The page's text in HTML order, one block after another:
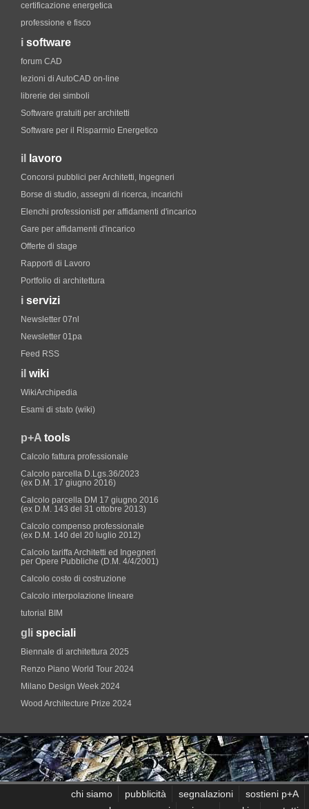
certificazione energetica
professione e fisco
i software
forum CAD
lezioni di AutoCAD on-line
librerie dei simboli
Software gratuiti per architetti
Software per il Risparmio Energetico
il lavoro
Concorsi pubblici per Architetti, Ingegneri
Borse di studio, assegni di ricerca, incarichi
Elenchi professionisti per affidamenti d'incarico
Gare per affidamenti d'incarico
Offerte di stage
Rapporti di Lavoro
Portfolio di architettura
i servizi
Newsletter 07nl
Newsletter 01pa
Feed RSS
il wiki
WikiArchipedia
Esami di stato (wiki)
p+A tools
Calcolo fattura professionale
Calcolo parcella D.Lgs.36/2023
(ex D.M. 17 giugno 2016)
Calcolo parcella DM 17 giugno 2016
(ex D.M. 143 del 31 ottobre 2013)
Calcolo compenso professionale
(ex D.M. 140 del 20 luglio 2012)
Calcolo tariffa Architetti ed Ingegneri
per Opere Pubbliche (D.M. 4/4/2001)
Calcolo costo di costruzione
Calcolo interpolazione lineare
tutorial BIM
gli speciali
Biennale di architettura 2025
Renzo Piano World Tour 2024
Milano Design Week 2024
Wood Architecture Prize 2024
chi siamo pubblicità segnalazioni
sostieni p+A